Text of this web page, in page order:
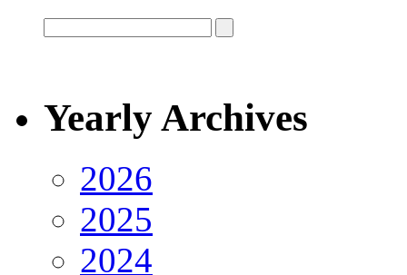
Yearly Archives
2026
2025
2024